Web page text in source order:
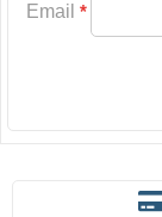
Email *